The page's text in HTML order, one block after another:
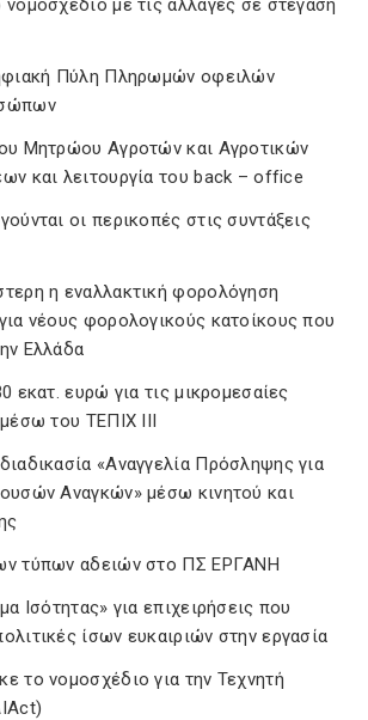
με τις αλλαγές σε στέγαση
Πύλη Πληρωμών οφειλών
Μητρώου Αγροτών και Αγροτικών
και λειτουργία του back – office
οι περικοπές στις συντάξεις
η εναλλακτική φορολόγηση
νέους φορολογικούς κατοίκους που
Ελλάδα
εκατ. ευρώ για τις μικρομεσαίες
του ΤΕΠΙΧ ΙΙΙ
«Αναγγελία Πρόσληψης για
Αναγκών» μέσω κινητού και
τύπων αδειών στο ΠΣ ΕΡΓΑΝΗ
Ισότητας» για επιχειρήσεις που
ίσων ευκαιριών στην εργασία
το νομοσχέδιο για την Τεχνητή